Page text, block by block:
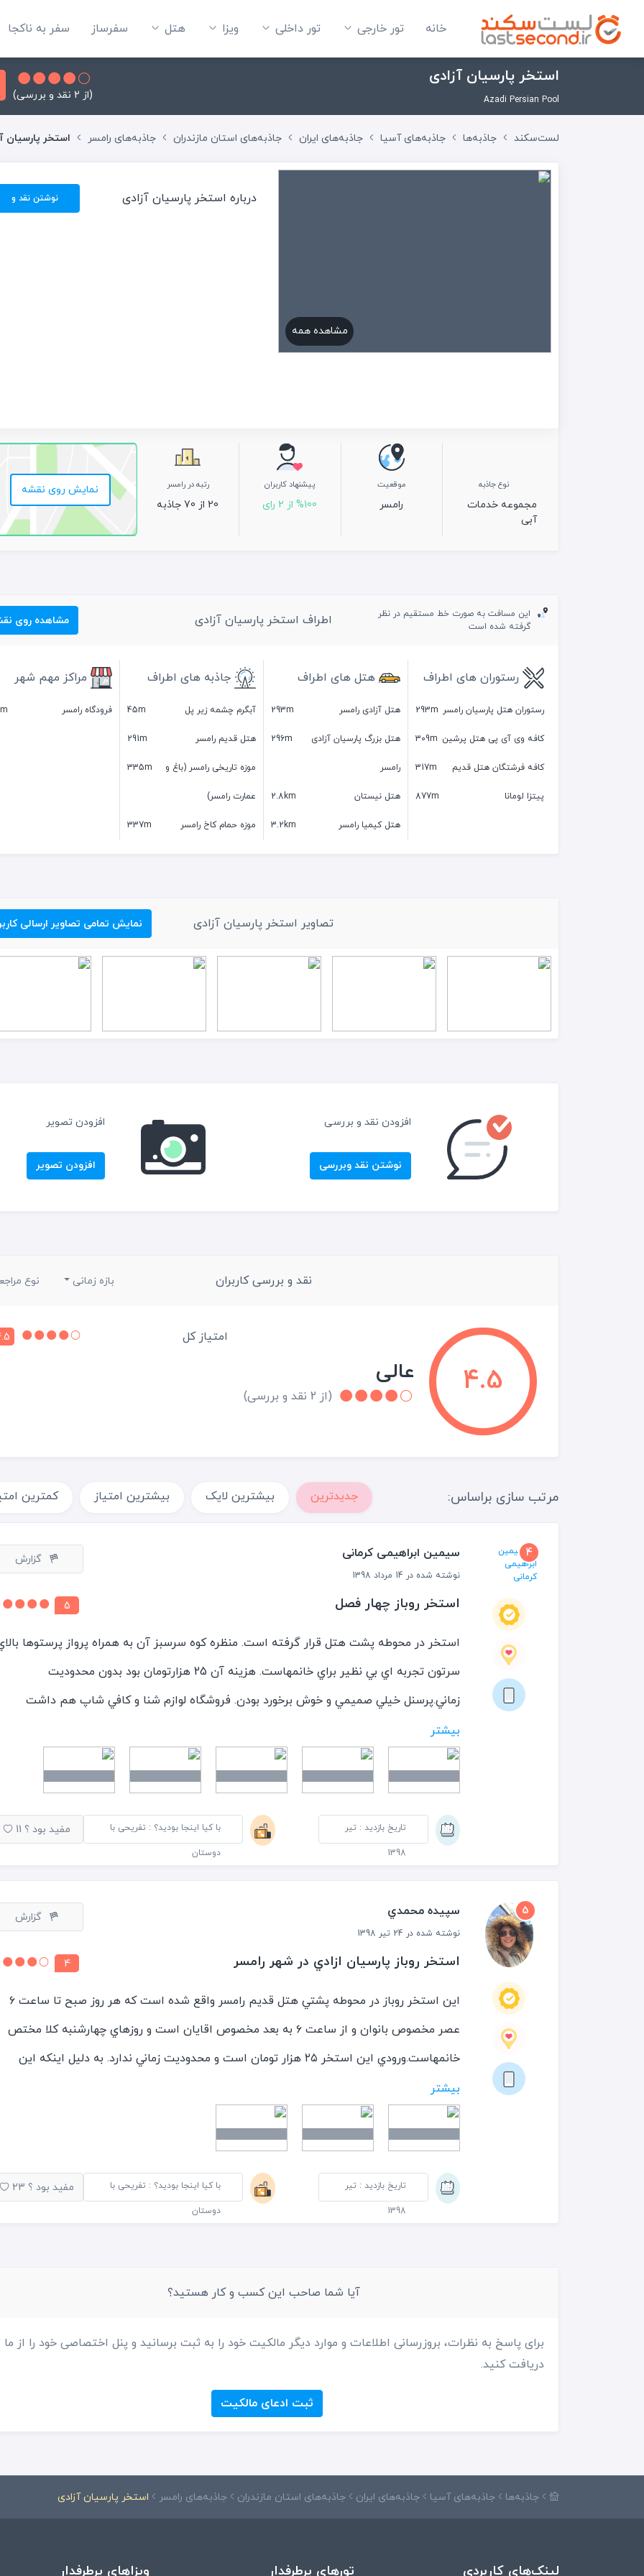
خانه تور خارجی تور داخلی ویزا هتل‌ سفرساز سفر به ناکجا
استخر پارسیان آزادی
Azadi Persian Pool (از 2 نقد و بررسی)
لست‌سکند جاذبه‌ها جاذبه‌های آسیا جاذبه‌های ایران جاذبه‌های استان مازندران جاذبه‌های رامسر استخر پارسیان
مشاهده همه
درباره استخر پارسیان آزادی
نوشتن نقد و
نوع جاذبه
مجموعه خدمات
آبی
موقعیت
رامسر
پیشنهاد کاربران
%100 از 2 رای
رتبه در رامسر
20 از 70 جاذبه
نمایش روی نقشه
این مسافت به صورت خط مستقیم در نظر
گرفته شده است
اطراف استخر پارسیان آزادی مشاهده روی
رستوران های اطراف
رستوران هتل پارسیان رامسر 293m
کافه وی آی پی هتل پرشین 309m
کافه فرشتگان هتل قدیم 317m
پیتزا لومانا 877m
هتل های اطراف
هتل آزادی رامسر 293m
هتل بزرگ پارسیان آزادی
رامسر
296m
هتل نیستان 2.8km
هتل کیمیا رامسر 3.2km
جاذبه های اطراف
آبگرم چشمه زیر پل 45m
هتل قدیم رامسر 291m
موزه تاریخی رامسر (باغ و
عمارت رامسر)
335m
موزه حمام کاخ رامسر 337m
مراکز مهم شهر
فرودگاه رامسر
تصاویر استخر پارسیان آزادی نمایش تمامی تصاویر ارسالی
افزودن نقد و بررسی
نوشتن نقد وبررسی
افزودن تصویر
افزودن تصویر
نقد و بررسی کاربران بازه زمانی نوع
4.5 عالی
(از 2 نقد و بررسی)
امتیاز کل
مرتب سازی براساس: جدیدترین بیشترین لایک بیشترین امتیاز کمترین
4 سیمین ابراهیمی کرمانی
نوشته شده در 14 مرداد 1398
گزارش
استخر روباز چهار فصل 5
استخر در محوطه پشت هتل قرار گرفته است. منظره كوه سرسبز آن به همراه پرواز پرستوها
سرتون تجربه اي بي نظير براي خانمهاست. هزينه آن 25 هزارتومان بود بدون محدوديت
زماني.پرسنل خيلي صميمي و خوش برخورد بودن. فروشگاه لوازم شنا و كافي شاپ هم داشت
ميتونيد صبحانه رو در كنار استخر ميل كنيد.اب استخر تميز بود گرچه كف استخر بخاطر كلر
جديدي كه استفاده كرده بودن ديده نميشد.بيشتر مناسب كسانيست كه شنا بلدن و قسمت كم
عمقش خيلي كم بود.سوناي بخار و خشك هم داشت(يكم كوچيك هست) و ماساژ اما جكوزي
.استخر براي كودكان بطور مجزا دارد(بنظرم آبش خيلي سرد بود). چهارشنبه ها از ساعت 9-24
استخر براي خانم هاست.ساير روزهاي هفته از ساعت 9-18 براي استفاده خانم ها و از ساعت 18-
بیشتر
تاریخ بازدید : تیر
1398
با کیا اینجا بودید؟ : تفریحی با
دوستان
مفید بود ؟ 11
5 سپيده محمدي
نوشته شده در 24 تیر 1398
گزارش
استخر روباز پارسيان ازادي در شهر رامسر 4
اين استخر روباز در محوطه پشتي هتل قديم رامسر واقع شده است كه هر روز صبح تا ساعت ٦
عصر مخصوص بانوان و از ساعت ٦ به بعد مخصوص اقايان است و روزهاي چهارشنبه كلا مختص
خانمهاست.ورودي اين استخر ٢٥ هزار تومان است و محدوديت زماني ندارد. به دليل اينكه اين
استخر در دامنه كوه واقع شده است منظره بسيار زيبايي دارد و واقعا شنا كردن را لذت بخش
ميكند. داخل محوطه استخر سوناي خشك، بخار ، صندلي هاي آفتاب گرفتن، وسايل ورزشي مثل
تردميل و فروشگاه لوازم شنا و اغذيه فروشي دارد. البته زماني كه ما رفتيم سونا خشك فعال نبود.
معمولا اب استخر شفاف است اما زماني كه ما به اين استخر رفتيم كمي اب كدر بود كه دليلش
تغيير مواد ضدعفوني كننده ذكر كرده بودند. در مجموع تجربه اين اسخر بسيار لذت بخش بود.
بیشتر
تاریخ بازدید : تیر
1398
با کیا اینجا بودید؟ : تفریحی با
دوستان
مفید بود ؟ 23
آیا شما صاحب این کسب و کار هستید؟
برای پاسخ به نظرات، بروزرسانی اطلاعات و موارد دیگر مالکیت خود را به ثبت برسانید و پنل اختصاصی خود را از ما
دریافت کنید.
ثبت ادعای مالکیت
جاذبه‌ها جاذبه‌های آسیا جاذبه‌های ایران جاذبه‌های استان مازندران جاذبه‌های رامسر استخر پارسیان آزادی
لینک‌های کاربردی تورهای پرطرفدار ویزاهای پرطرفدار